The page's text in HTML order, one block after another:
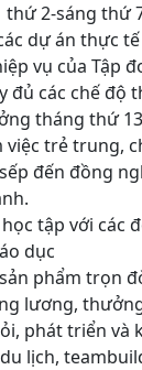
2-sáng thứ
dự án thực
vụ của Tập
các chế độ
tháng thứ
trẻ trung,
đến đồng
tập với các
dục
phẩm trọn
lương,
phát triển và
lịch,